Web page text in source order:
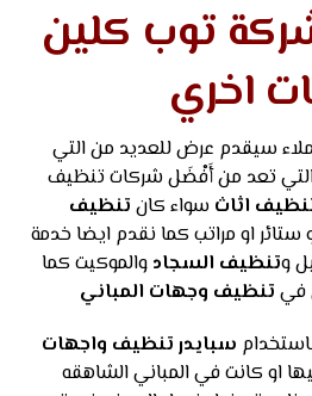
توب كلين
اخري
سيقدم عرض للعديد من التي
تعد من أَفْضَل شركات تنظيف
اثاث سواء كان تنظيف
ستائر او مراتب كما نقدم ايضا خدمة
وتنظيف السجاد والموكيت كما
في تنظيف وجهات المباني
سبايدر تنظيف واجهات
او كانت في المباني الشاهقه